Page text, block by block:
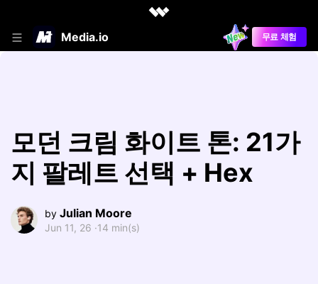
Media.io 무료 체험
모던 크림 화이트 톤: 21가
지 팔레트 선택 + Hex
by Julian Moore
Jun 11, 26 ·14 min(s)